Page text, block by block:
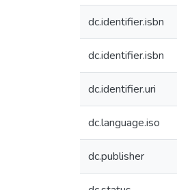
dc.identifier.isbn
dc.identifier.isbn
dc.identifier.uri
dc.language.iso
dc.publisher